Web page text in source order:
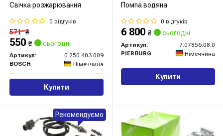
Свічка розжарювання
0 відгуків
571₴
550 ₴ сьогодні
Артикул:
0 250 403 009
BOSCH
Німеччина
Купити
Помпа водяна
0 відгуків
6 800 ₴ сьогодні
Артикул:
7.07856.08.0
PIERBURG
Німеччина
Купити
Рекомендуємо